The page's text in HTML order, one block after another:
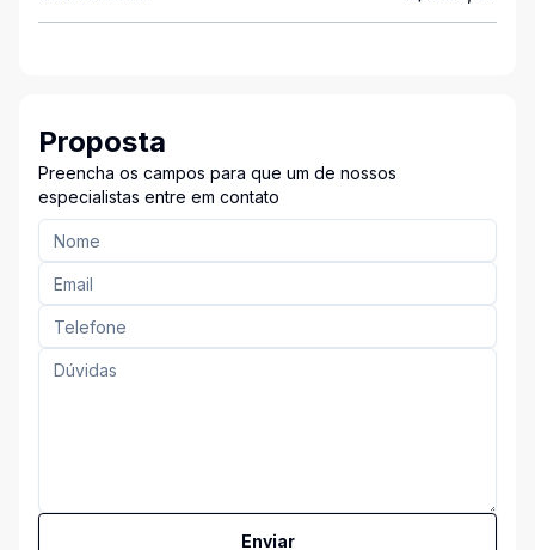
Proposta
Preencha os campos para que um de nossos
especialistas entre em contato
Enviar